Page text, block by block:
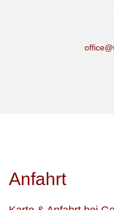
Anfahrt